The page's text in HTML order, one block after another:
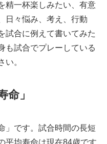
精一杯楽しみたい、有意
日々悩み、考え、行動
試合に例えて書いてみた
も試合でプレーしている
い。
命」
」です。試合時間の長短
平均寿命は現在84歳です